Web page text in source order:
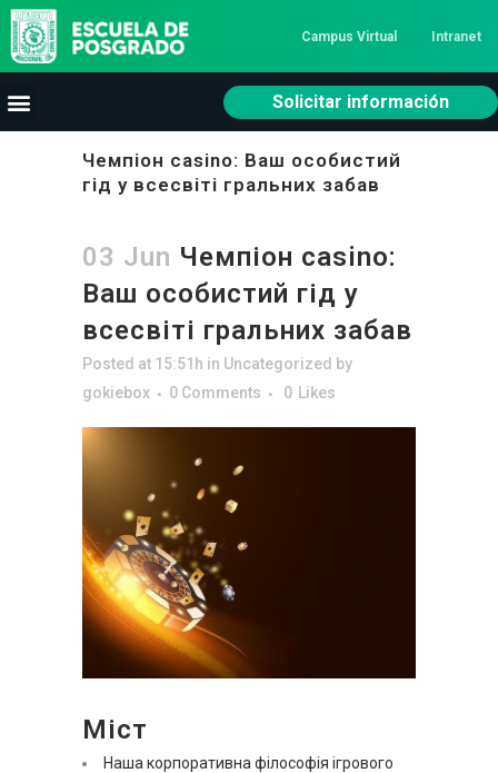
Campus Virtual Intranet
Solicitar información
Чемпіон casino: Ваш особистий
гід у всесвіті гральних забав
03 Jun Чемпіон casino:
Ваш особистий гід у
всесвіті гральних забав
Posted at 15:51h in Uncategorized by
gokiebox
0 Comments 0 Likes
Міст
Наша корпоративна філософія ігрового